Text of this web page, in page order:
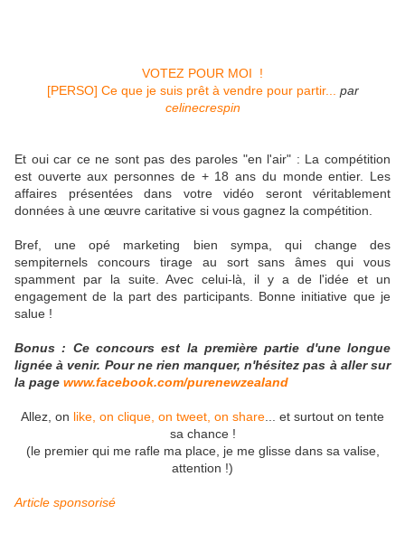
VOTEZ POUR MOI !
[PERSO] Ce que je suis prêt à vendre pour partir...
par
celinecrespin
Et oui car ce ne sont pas des paroles "en l'air" : La compétition
est ouverte aux personnes de + 18 ans du monde entier. Les
affaires présentées dans votre vidéo seront véritablement
données à une œuvre caritative si vous gagnez la compétition.
Bref, une opé marketing bien sympa, qui change des
sempiternels concours tirage au sort sans âmes qui vous
spamment par la suite. Avec celui-là, il y a de l'idée et un
engagement de la part des participants. Bonne initiative que je
salue !
Bonus : Ce concours est la première partie d'une longue
lignée à venir. Pour ne rien manquer, n'hésitez pas à aller sur
la page www.facebook.com/purenewzealand
Allez, on like, on clique, on tweet, on share ... et surtout on tente
sa chance !
(le premier qui me rafle ma place, je me glisse dans sa valise,
attention !)
Article sponsorisé